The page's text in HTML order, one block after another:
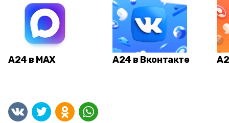
А24 в MAX А24 в Вконтакте